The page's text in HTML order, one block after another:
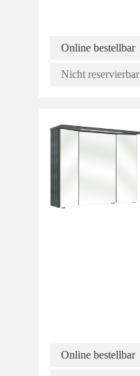
Online bestellbar
Nicht reservierbar
Online bestellbar